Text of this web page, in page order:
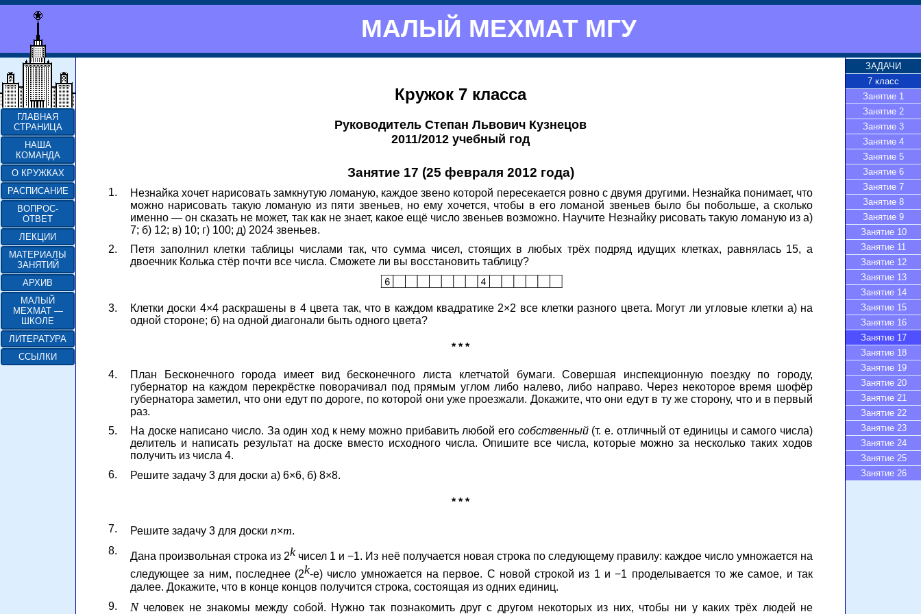
МАЛЫЙ МЕХМАТ МГУ
ГЛАВНАЯ
СТРАНИЦА
НАША
КОМАНДА
О КРУЖКАХ
РАСПИСАНИЕ
ВОПРОС-
ОТВЕТ
ЛЕКЦИИ
МАТЕРИАЛЫ
ЗАНЯТИЙ
АРХИВ
МАЛЫЙ
МЕХМАТ —
ШКОЛЕ
ЛИТЕРАТУРА
ССЫЛКИ
Кружок 7 класса
Руководитель Степан Львович Кузнецов
2011/2012 учебный год
Занятие 17 (25 февраля 2012 года)
1.
Незнайка хочет нарисовать замкнутую ломаную, каждое звено которой пересекается ровно с двумя другими. Незнайка понимает, что
можно нарисовать такую ломаную из пяти звеньев, но ему хочется, чтобы в его ломаной звеньев было бы побольше, а сколько
именно — он сказать не может, так как не знает, какое ещё число звеньев возможно. Научите Незнайку рисовать такую ломаную из а)
7; б) 12; в) 10; г) 100; д) 2024 звеньев.
2.
Петя заполнил клетки таблицы числами так, что сумма чисел, стоящих в любых трёх подряд идущих клетках, равнялась 15, а
двоечник Колька стёр почти все числа. Сможете ли вы восстановить таблицу?
3.
Клетки доски 4×4 раскрашены в 4 цвета так, что в каждом квадратике 2×2 все клетки разного цвета. Могут ли угловые клетки а) на
одной стороне; б) на одной диагонали быть одного цвета?
* * *
4.
План Бесконечного города имеет вид бесконечного листа клетчатой бумаги. Совершая инспекционную поездку по городу,
губернатор на каждом перекрёстке поворачивал под прямым углом либо налево, либо направо. Через некоторое время шофёр
губернатора заметил, что они едут по дороге, по которой они уже проезжали. Докажите, что они едут в ту же сторону, что и в первый
раз.
5.
На доске написано число. За один ход к нему можно прибавить любой его собственный(т. е. отличный от единицы и самого числа)
делитель и написать результат на доске вместо исходного числа. Опишите все числа, которые можно за несколько таких ходов
получить из числа 4.
6.
Решите задачу 3 для доски а) 6×6, б) 8×8.
* * *
7. Решите задачу 3 для доски n×m.
8.
Дана произвольная строка из 2k чисел 1 и −1. Из неё получается новая строка по следующему правилу: каждое число умножается на
следующее за ним, последнее (2k-е) число умножается на первое. С новой строкой из 1 и −1 проделывается то же самое, и так
далее. Докажите, что в конце концов получится строка, состоящая из одних единиц.
9.
Nчеловек не знакомы между собой. Нужно так познакомить друг с другом некоторых из них, чтобы ни у каких трёх людей не
ЗАДАЧИ
7 класс
Занятие 1
Занятие 2
Занятие 3
Занятие 4
Занятие 5
Занятие 6
Занятие 7
Занятие 8
Занятие 9
Занятие 10
Занятие 11
Занятие 12
Занятие 13
Занятие 14
Занятие 15
Занятие 16
Занятие 17
Занятие 18
Занятие 19
Занятие 20
Занятие 21
Занятие 22
Занятие 23
Занятие 24
Занятие 25
Занятие 26